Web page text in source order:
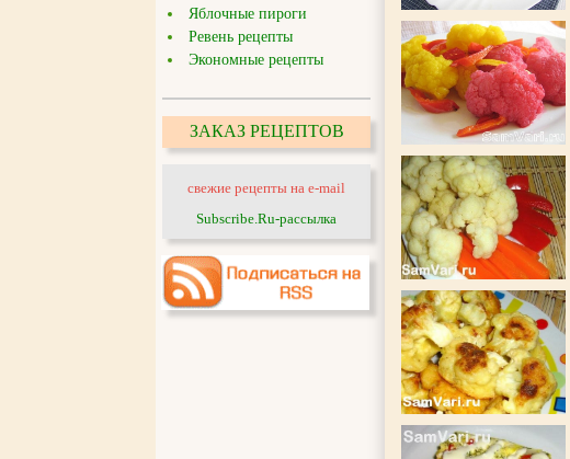
Яблочные пироги
Ревень рецепты
Экономные рецепты
ЗАКАЗ РЕЦЕПТОВ
свежие рецепты на e-mail
Subscribe.Ru-рассылка